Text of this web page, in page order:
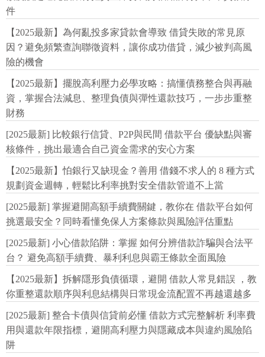
件
【2025最新】為何亂投多家貸款會導致 借貸失敗的常見原
因？避免頻繁查詢聯徵資料，讓你成功借貸，減少被判高風
險的機會
【2025最新】擺脫高利壓力必學攻略：搞懂債務整合與再融
資，掌握合法減息、整理負債與彈性還款技巧，一步步重整
財務
[2025最新] 比較銀行信貸、P2P與民間 借款平台 優缺點與審
核條件，挑出最適合自己資金需求的安心方案
【2025最新】怕銀行又缺現金？善用 借錢不求人的 8 種方式
規劃資金週轉，輕鬆比利率挑對安全借款管道不上當
[2025最新] 掌握避開高額手續費關鍵，教你在 借款平台如何
挑選最安全？同時看懂免保人方案條款與風險評估重點
[2025最新] 小心借款陷阱：掌握 如何分辨借款詐騙與合法平
台？ 避免高額手續費、暴利利息與霸王條款全面風險
【2025最新】拆解隱形負債循環，避開 借款人常見錯誤 ，教
你重整還款順序與利息結構與日常現金流配置不再越還越多
[2025最新] 整合卡債與信貸前必懂 借款方式完整解析 利率費
用與還款年限指標，避開高利壓力與隱藏成本與違約風險陷
阱